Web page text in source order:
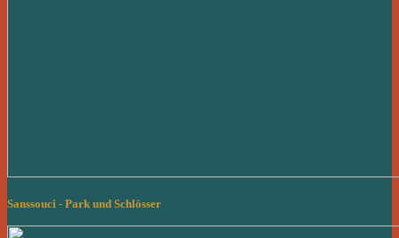
Sanssouci - Park und Schlösser